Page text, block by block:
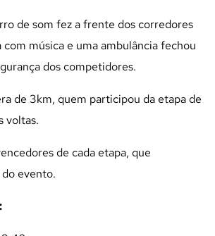
de som fez a frente dos corredores
com música e uma ambulância fechou
dos competidores.
de 3km, quem participou da etapa de
voltas.
de cada etapa, que
evento.